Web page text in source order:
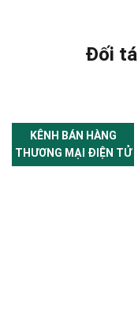
Đối
KÊNH BÁN HÀNG
THƯƠNG MẠI ĐIỆN TỬ